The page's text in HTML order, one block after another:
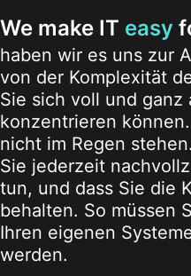
We make IT easy
haben wir es uns zur
von der Komplexität
Sie sich voll und ganz
konzentrieren
nicht im Regen
Sie jederzeit
tun, und dass Sie die
behalten. So müssen
Ihren eigenen
werden.